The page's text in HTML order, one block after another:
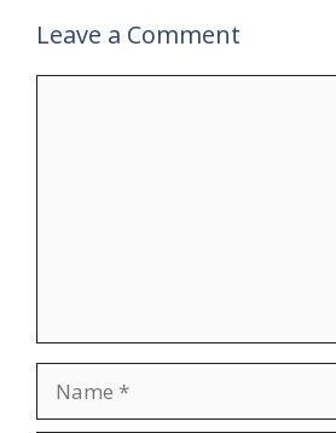
Leave a Comment